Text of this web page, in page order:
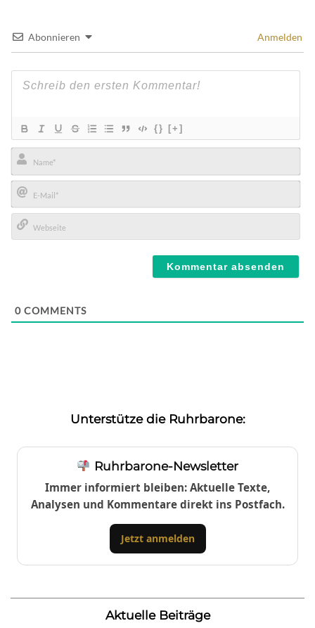
Abonnieren Anmelden
{} [+]
Name*
E-
Mail*
0 COMMENTS
Unterstütze die Ruhrbarone:
Ruhrbarone-Newsletter
Immer informiert bleiben: Aktuelle Texte,
Analysen und Kommentare direkt ins Postfach.
Jetzt anmelden
Aktuelle Beiträge